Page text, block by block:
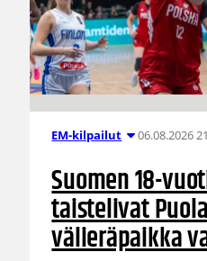
EM-kilpailut 06.08.2026
Suomen 18-
taistelivat
välieräpaikka